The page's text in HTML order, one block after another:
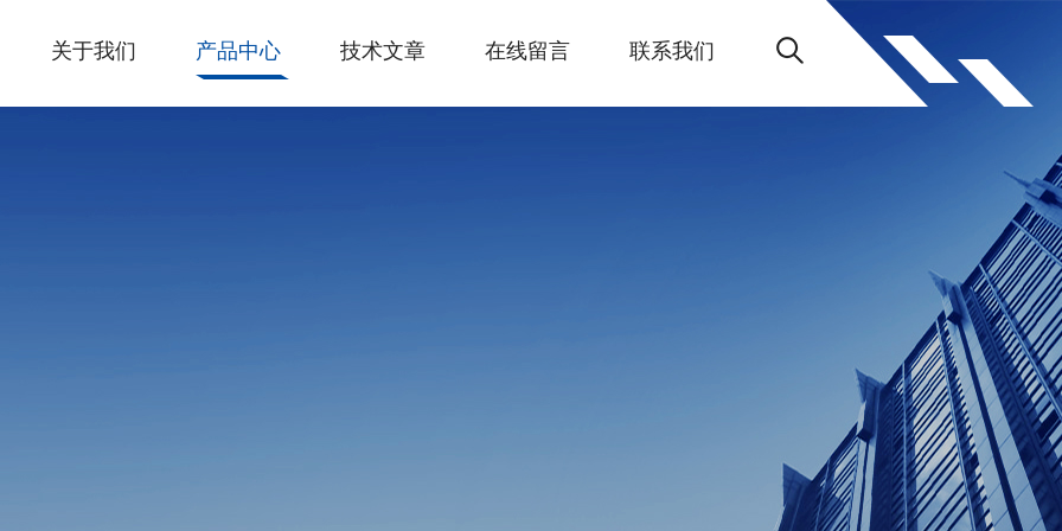
关于我们 产品中心 技术文章 在线留言 联系我们